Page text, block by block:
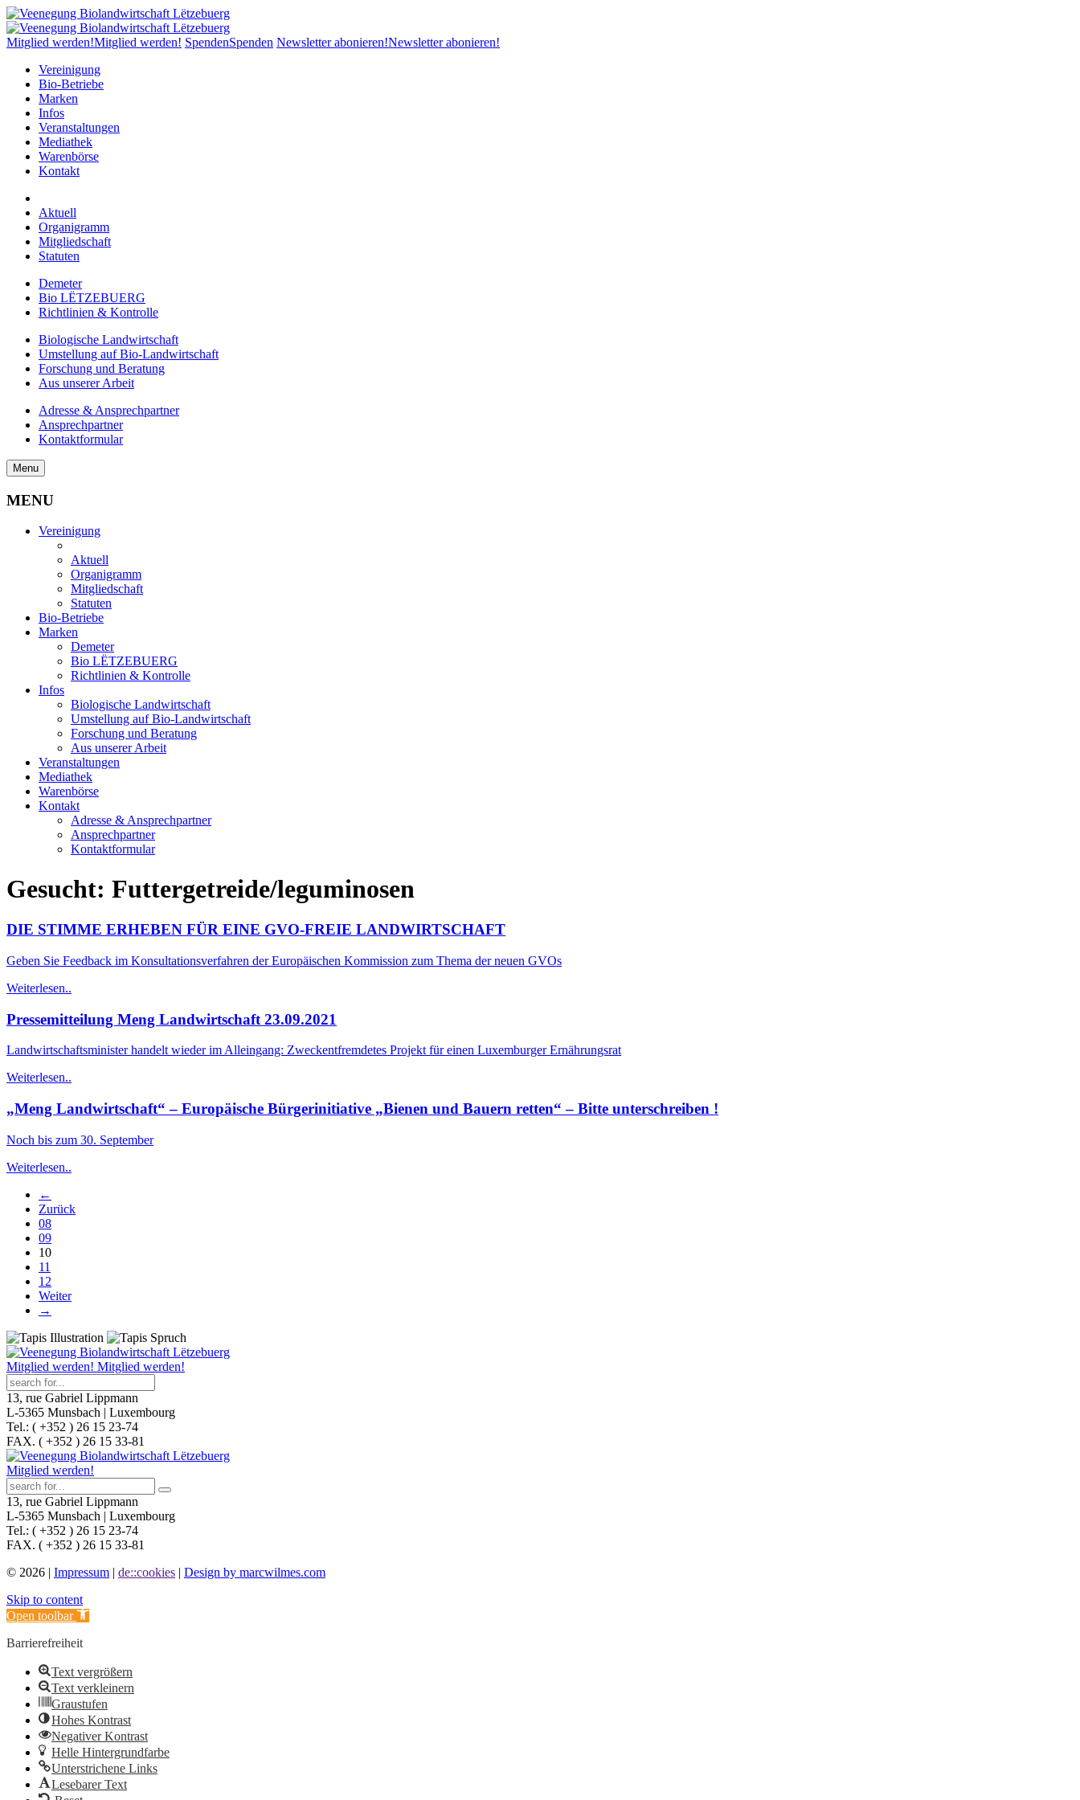
Mitglied werden!Mitglied werden! SpendenSpenden Newsletter abonieren!Newsletter abonieren!
Vereinigung
Bio-Betriebe
Marken
Infos
Veranstaltungen
Mediathek
Warenbörse
Kontakt
Aktuell
Organigramm
Mitgliedschaft
Statuten
Demeter
Bio LËTZEBUERG
Richtlinien & Kontrolle
Biologische Landwirtschaft
Umstellung auf Bio-Landwirtschaft
Forschung und Beratung
Aus unserer Arbeit
Adresse & Ansprechpartner
Ansprechpartner
Kontaktformular
Menu
MENU
Vereinigung
Aktuell
Organigramm
Mitgliedschaft
Statuten
Bio-Betriebe
Marken
Demeter
Bio LËTZEBUERG
Richtlinien & Kontrolle
Infos
Biologische Landwirtschaft
Umstellung auf Bio-Landwirtschaft
Forschung und Beratung
Aus unserer Arbeit
Veranstaltungen
Mediathek
Warenbörse
Kontakt
Adresse & Ansprechpartner
Ansprechpartner
Kontaktformular
Gesucht: Futtergetreide/leguminosen
DIE STIMME ERHEBEN FÜR EINE GVO-FREIE LANDWIRTSCHAFT
Geben Sie Feedback im Konsultationsverfahren der Europäischen Kommission zum Thema der neuen GVOs
Weiterlesen..
Pressemitteilung Meng Landwirtschaft 23.09.2021
Landwirtschaftsminister handelt wieder im Alleingang: Zweckentfremdetes Projekt für einen Luxemburger Ernährungsrat
Weiterlesen..
„Meng Landwirtschaft“ – Europäische Bürgerinitiative „Bienen und Bauern retten“ – Bitte unterschreiben !
Noch bis zum 30. September
Weiterlesen..
←
Zurück
08
09
10
11
12
Weiter
→
Mitglied werden! Mitglied werden!
13, rue Gabriel Lippmann
L-5365 Munsbach | Luxembourg
Tel.: ( +352 ) 26 15 23-74
FAX. ( +352 ) 26 15 33-81
Mitglied werden!
13, rue Gabriel Lippmann
L-5365 Munsbach | Luxembourg
Tel.: ( +352 ) 26 15 23-74
FAX. ( +352 ) 26 15 33-81
© 2026 | Impressum | de::cookies | Design by marcwilmes.com
Skip to content
Open toolbar
Barrierefreiheit
Text vergrößern
Text verkleinern
Graustufen
Hohes Kontrast
Negativer Kontrast
Helle Hintergrundfarbe
Unterstrichene Links
Lesebarer Text